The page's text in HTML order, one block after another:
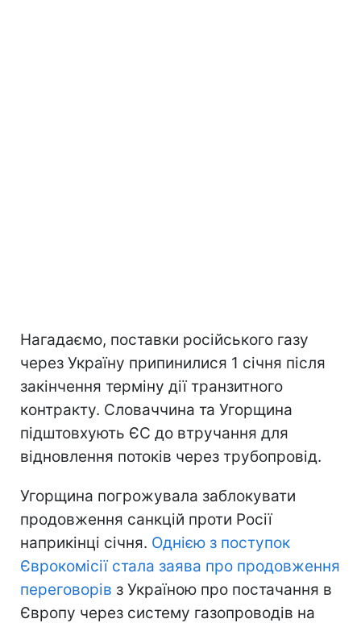
Нагадаємо, поставки російського газу
через Україну припинилися 1 січня після
закінчення терміну дії транзитного
контракту. Словаччина та Угорщина
підштовхують ЄС до втручання для
відновлення потоків через трубопровід.
Угорщина погрожувала заблокувати
продовження санкцій проти Росії
наприкінці січня. Однією з поступок
Єврокомісії стала заява про продовження
переговорів з Україною про постачання в
Європу через систему газопроводів на